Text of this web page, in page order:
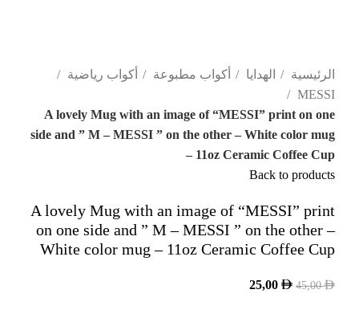
الرئيسية
الهدايا أكواب مطبوعة
أكواب رياضية
MESSI
A lovely Mug with an image of “MESSI” print on one
side and ” M – MESSI ” on the other – White color mug
– 11oz Ceramic Coffee Cup
Back to products
A lovely Mug with an image of “MESSI” print
on one side and ” M – MESSI ” on the other –
White color mug – 11oz Ceramic Coffee Cup
45,00
25,00